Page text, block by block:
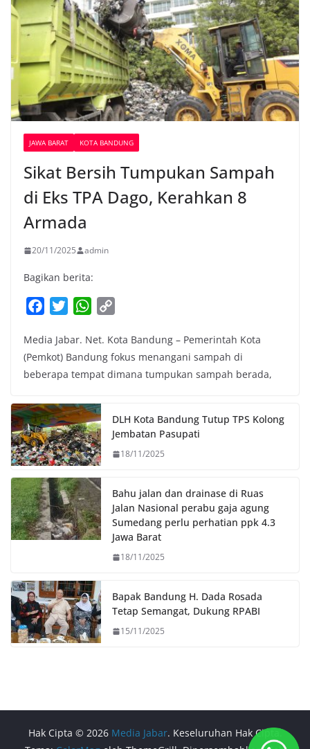
JAWA BARAT KOTA BANDUNG
Sikat Bersih Tumpukan Sampah
di Eks TPA Dago, Kerahkan 8
Armada
20/11/2025 admin
Bagikan berita:
c
e
b
o
k
i
t
t
r
W
a
t
s
p
p
p
y
L
n
k
Media Jabar. Net. Kota Bandung – Pemerintah Kota
(Pemkot) Bandung fokus menangani sampah di
beberapa tempat dimana tumpukan sampah berada,
DLH Kota Bandung Tutup TPS Kolong
Jembatan Pasupati
18/11/2025
Bahu jalan dan drainase di Ruas
Jalan Nasional perabu gaja agung
Sumedang perlu perhatian ppk 4.3
Jawa Barat
18/11/2025
Bapak Bandung H. Dada Rosada
Tetap Semangat, Dukung RPABI
15/11/2025
Hak Cipta © 2026 Media Jabar. Keseluruhan Hak Cipta.